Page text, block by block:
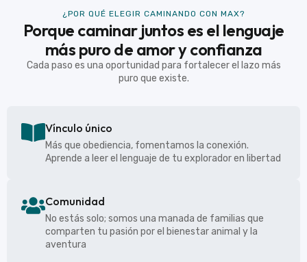
¿POR QUÉ ELEGIR CAMINANDO CON MAX?
Porque caminar juntos es el lenguaje
más puro de amor y confianza
Cada paso es una oportunidad para fortalecer el lazo más
puro que existe.
Vínculo único
Más que obediencia, fomentamos la conexión.
Aprende a leer el lenguaje de tu explorador en libertad
Comunidad
No estás solo; somos una manada de familias que
comparten tu pasión por el bienestar animal y la
aventura